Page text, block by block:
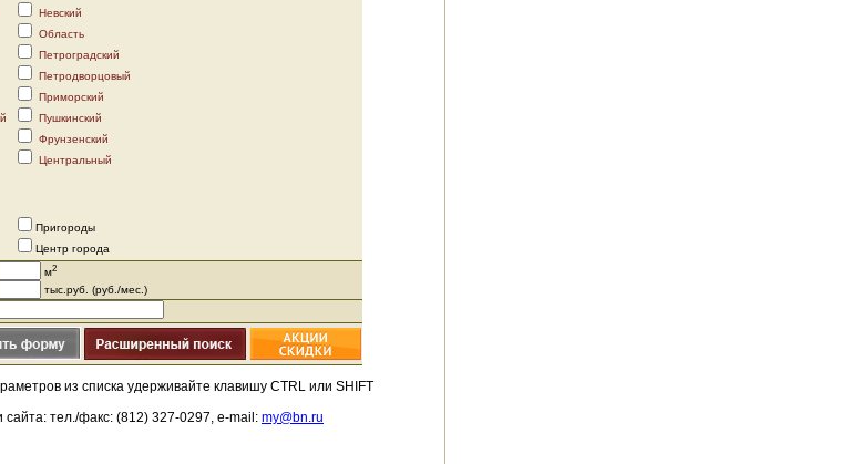
Невский
Область
Петроградский
Петродворцовый
Приморский
Пушкинский
Фрунзенский
Центральный
Пригороды
Центр города
м2
тыс.руб. (руб./мес.)
из списка удерживайте клавишу CTRL или SHIFT
тел./факс: (812) 327-0297, e-mail: my@bn.ru